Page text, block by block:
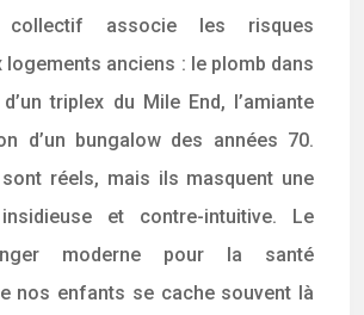
collectif associe les risques
logements anciens : le plomb dans
triplex du Mile End, l’amiante
d’un bungalow des années 70.
réels, mais ils masquent une
et contre-intuitive. Le
moderne pour la santé
nos enfants se cache souvent là